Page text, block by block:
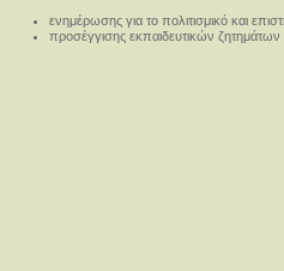
ενημέρωσης για το πολιτισμικό και
προσέγγισης εκπαιδευτικών ζητημάτων